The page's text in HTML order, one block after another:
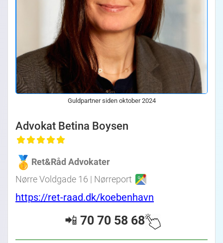
Guldpartner siden oktober 2024
Advokat Betina Boysen
Ret&Råd Advokater
Nørre Voldgade 16 | Nørreport
https://ret-raad.dk/koebenhavn
📲 70 70 58 68